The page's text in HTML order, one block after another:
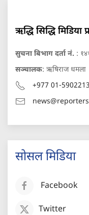
ऋद्धि सिद्धि मिडिया
सुचना बिभाग दर्ता नं. :
सञ्चालक: ऋषिराज धमला
+977 01-
सोसल मिडिया
Facebook
Twitter